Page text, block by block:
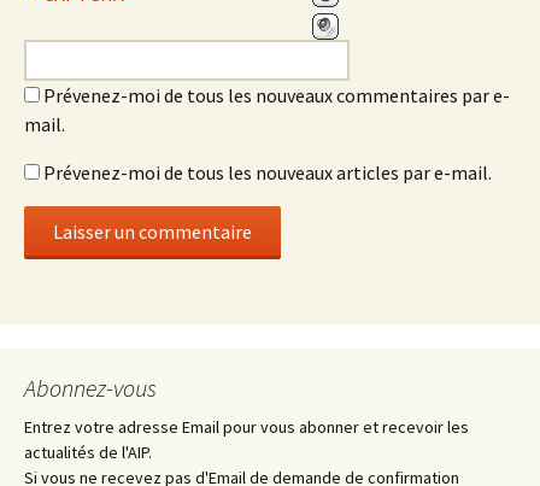
Prévenez-moi de tous les nouveaux commentaires par e-
mail.
Prévenez-moi de tous les nouveaux articles par e-mail.
Abonnez-vous
Entrez votre adresse Email pour vous abonner et recevoir les
actualités de l'AIP.
Si vous ne recevez pas d'Email de demande de confirmation